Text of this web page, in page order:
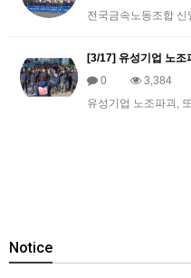
전국금속노동조합
[3/17] 유성기업 노조
0
3,384
유성기업 노조파괴,
Notice